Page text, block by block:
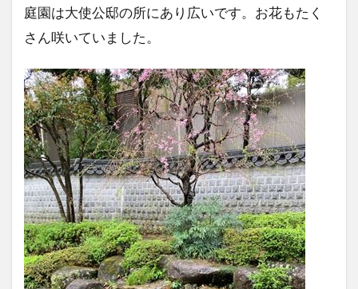
庭園は大使公邸の所にあり広いです。お花もたく
さん咲いていました。